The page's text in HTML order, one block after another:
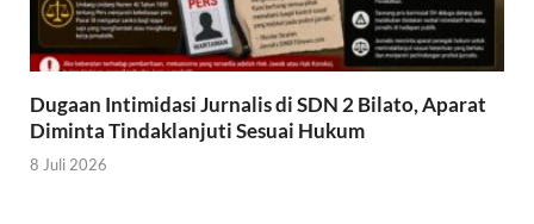
Dugaan Intimidasi Jurnalis di SDN 2 Bilato, Aparat
Diminta Tindaklanjuti Sesuai Hukum
8 Juli 2026